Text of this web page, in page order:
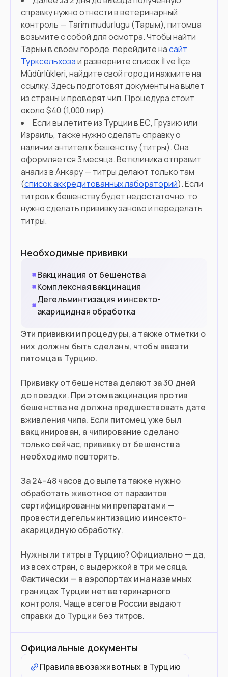
справку нужно отнести в ветеринарный
контроль — Tarim mudurlugu (Тарым), питомца
возьмите с собой для осмотра. Чтобы найти
Тарым в своем городе, перейдите насайт
Турксельхозаи разверните список İl ve İlçe
Müdürlükleri, найдите свой город и нажмите на
ссылку. Здесь подготовят документы на вылет
из страны и проверят чип. Процедура стоит
около $40 (1,000 лир).
Если вы летите из Турции в ЕС, Грузию или
Израиль, также нужно сделать справку о
наличии антител к бешенству (титры). Она
оформляется 3 месяца. Ветклиника отправит
анализ в Анкару — титры делают только там
(список аккредитованных лабораторий). Если
титров к бешенству будет недостаточно, то
нужно сделать прививку заново и переделать
титры.
Необходимые прививки
Вакцинация от бешенства
Комплексная вакцинация
Дегельминтизация и инсекто-
акарицидная обработка
Эти прививки и процедуры, а также отметки о
них должны быть сделаны, чтобы ввезти
питомца в Турцию.
Прививку от бешенства делают за 30 дней
до поездки. При этом вакцинация против
бешенства не должна предшествовать дате
вживления чипа. Если питомец уже был
вакцинирован, а чипирование сделано
только сейчас, прививку от бешенства
необходимо повторить.
За 24–48 часов до вылета также нужно
обработать животное от паразитов
сертифицированными препаратами —
провести дегельминтизацию и инсекто-
акарицидную обработку.
Нужны ли титры в Турцию? Официально — да,
из всех стран, с выдержкой в три месяца.
Фактически — в аэропортах и на наземных
границах Турции нет ветеринарного
контроля. Чаще всего в России выдают
справки до Турции без титров.
Официальные документы
Правила ввоза животных в Турцию